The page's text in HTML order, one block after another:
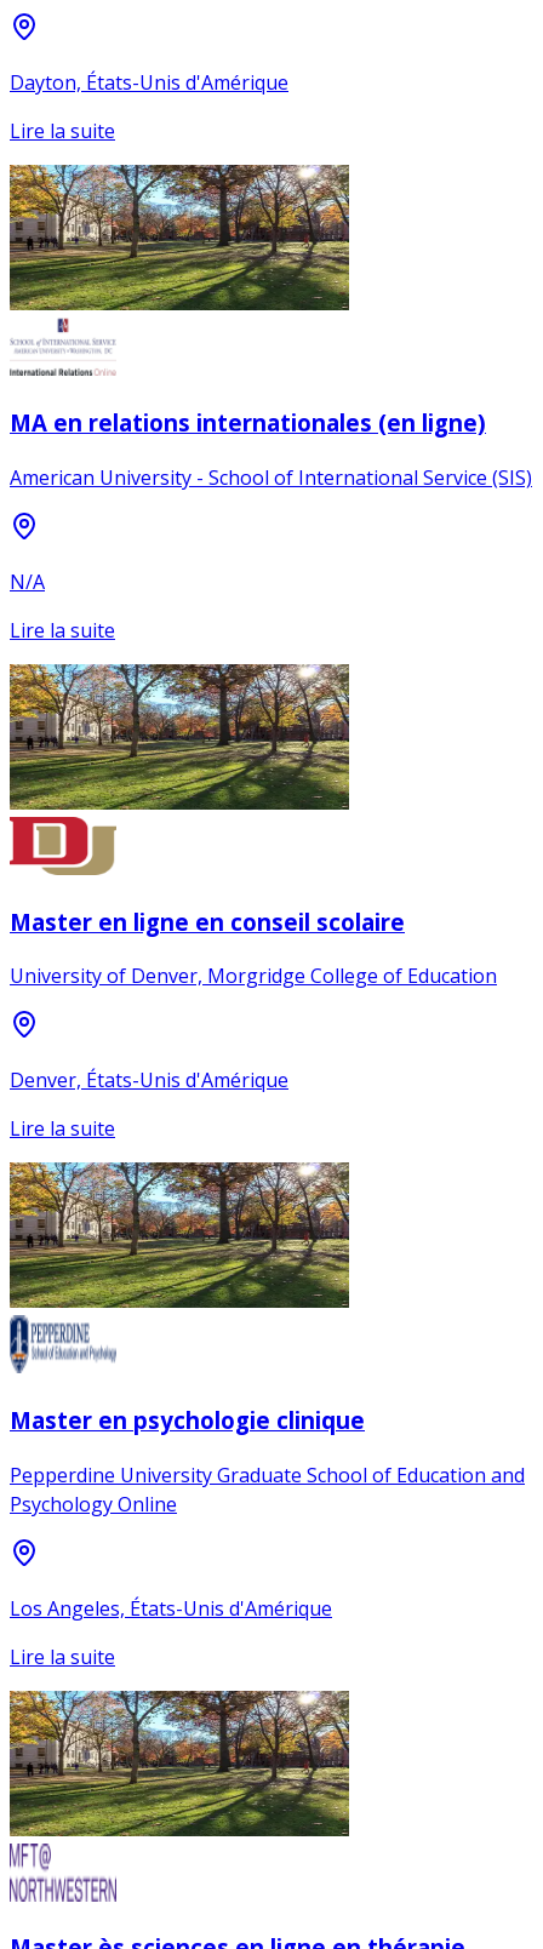
Dayton, États-Unis d'Amérique
Lire la suite
MA en relations internationales (en ligne)
American University - School of International Service (SIS)
N/A
Lire la suite
Master en ligne en conseil scolaire
University of Denver, Morgridge College of Education
Denver, États-Unis d'Amérique
Lire la suite
Master en psychologie clinique
Pepperdine University Graduate School of Education and
Psychology Online
Los Angeles, États-Unis d'Amérique
Lire la suite